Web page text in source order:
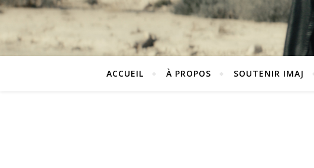
ACCUEIL À PROPOS SOUTENIR IMAJ